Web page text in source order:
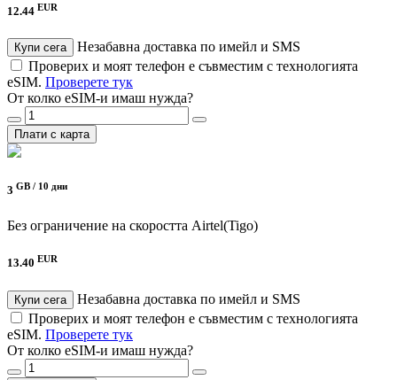
12.44 EUR
Купи сега
Незабавна доставка по имейл и SMS
Проверих и моят телефон е съвместим с технологията
eSIM. Проверете тук
От колко eSIM-и имаш нужда?
Плати с карта
3 GB / 10 дни
Без ограничение на скоростта Airtel(Tigo)
13.40 EUR
Купи сега
Незабавна доставка по имейл и SMS
Проверих и моят телефон е съвместим с технологията
eSIM. Проверете тук
От колко eSIM-и имаш нужда?